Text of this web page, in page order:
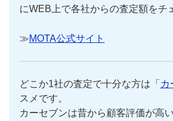
にWEB上で各社からの査定額をチ
≫MOTA公式サイト
どこか1社の査定で十分な方は「 カ
スメです。
カーセブンは昔から顧客評価が高